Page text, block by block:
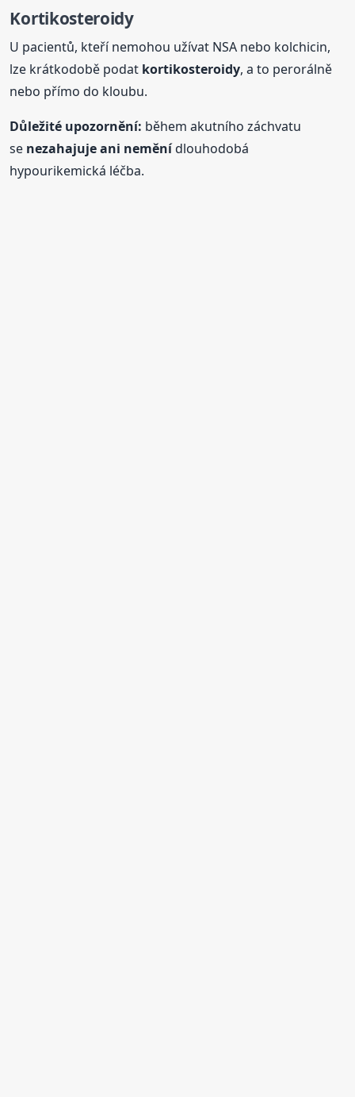
Kortikosteroidy
U pacientů, kteří nemohou užívat NSA nebo kolchicin,
lze krátkodobě podat kortikosteroidy, a to perorálně
nebo přímo do kloubu.
Důležité upozornění: během akutního záchvatu
se nezahajuje ani neměnídlouhodobá
hypourikemická léčba.